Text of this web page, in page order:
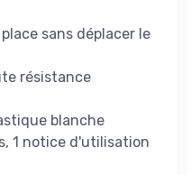
sans déplacer le
résistance
blanche
1 notice d'utilisation